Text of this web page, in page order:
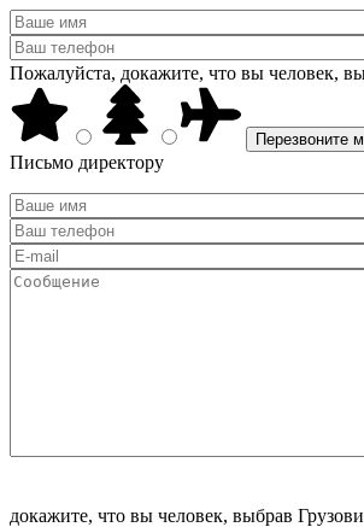
Пожалуйста, докажите, что вы человек,
Письмо директору
докажите, что вы человек, выбрав